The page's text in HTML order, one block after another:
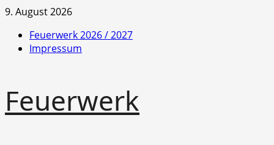
Zum
springen
9. August 2026
Feuerwerk 2026 / 2027
Impressum
Feuerwerk